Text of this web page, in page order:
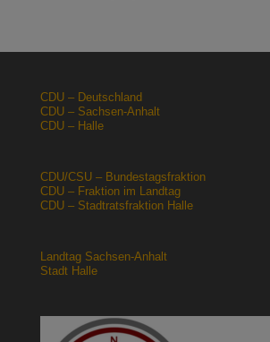
CDU – Deutschland
CDU – Sachsen-Anhalt
CDU – Halle
CDU/CSU – Bundestagsfraktion
CDU – Fraktion im Landtag
CDU – Stadtratsfraktion Halle
Landtag Sachsen-Anhalt
Stadt Halle